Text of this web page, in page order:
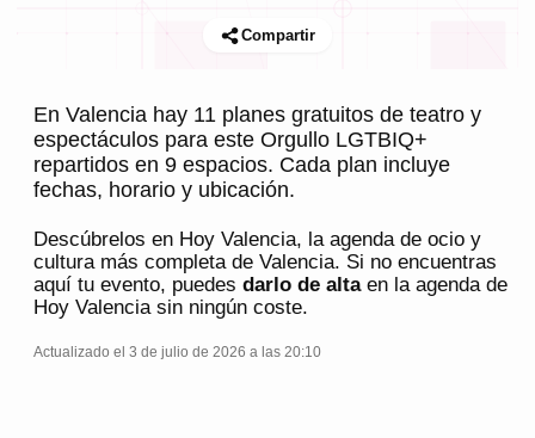
Compartir
En Valencia hay 11 planes gratuitos de teatro y
espectáculos para este Orgullo LGTBIQ+
repartidos en 9 espacios. Cada plan incluye
fechas, horario y ubicación.
Descúbrelos en Hoy Valencia, la agenda de ocio y
cultura más completa de Valencia. Si no encuentras
aquí tu evento, puedes darlo de altaen la agenda de
Hoy Valenciasin ningún coste.
Actualizado el 3 de julio de 2026 a las 20:10